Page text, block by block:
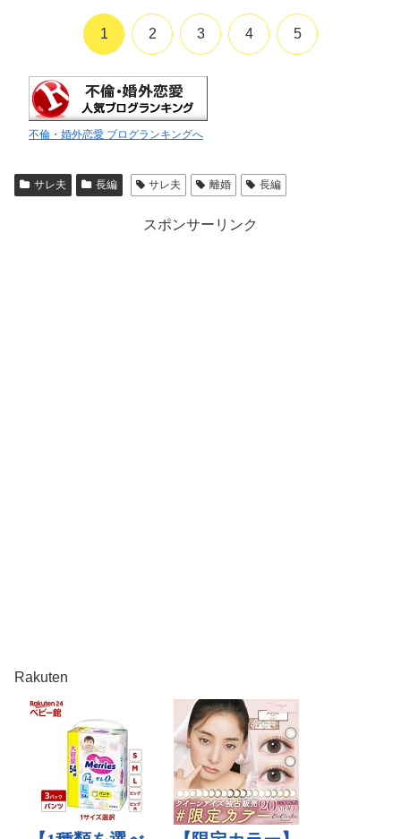
1 2 3 4 5
不倫・婚外恋愛 ブログランキングへ
サレ夫 長編 サレ夫 離婚 長編
スポンサーリンク
Rakuten